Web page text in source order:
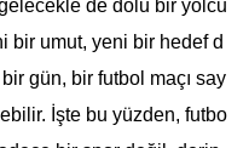
de dolu bir yolcu
bir umut, yeni bir hedef d
gün, bir futbol maçı say
İşte bu yüzden, futbo